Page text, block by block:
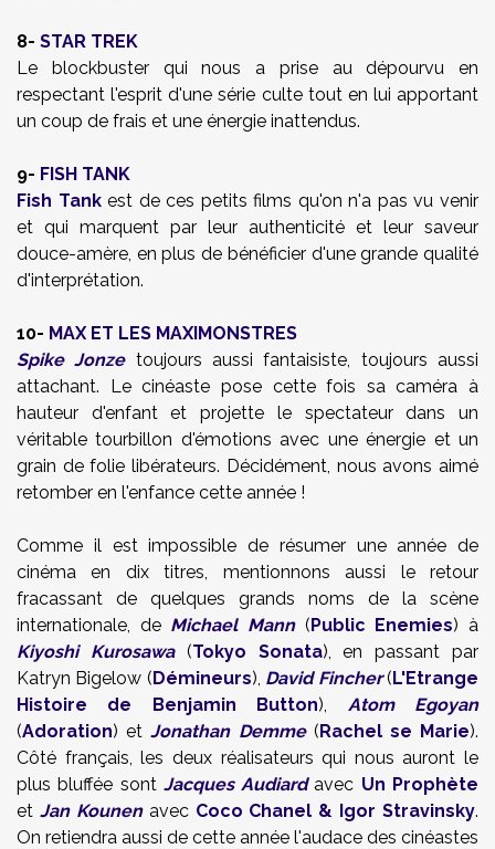
8- STAR TREK
Le blockbuster qui nous a prise au dépourvu en
respectant l'esprit d'une série culte tout en lui apportant
un coup de frais et une énergie inattendus.
9- FISH TANK
Fish Tankest de ces petits films qu'on n'a pas vu venir
et qui marquent par leur authenticité et leur saveur
douce-amère, en plus de bénéficier d'une grande qualité
d'interprétation.
10- MAX ET LES MAXIMONSTRES
Spike Jonzetoujours aussi fantaisiste, toujours aussi
attachant. Le cinéaste pose cette fois sa caméra à
hauteur d'enfant et projette le spectateur dans un
véritable tourbillon d'émotions avec une énergie et un
grain de folie libérateurs. Décidément, nous avons aimé
retomber en l'enfance cette année !
Comme il est impossible de résumer une année de
cinéma en dix titres, mentionnons aussi le retour
fracassant de quelques grands noms de la scène
internationale, de Michael Mann(Public Enemies) à
Kiyoshi Kurosawa (Tokyo Sonata), en passant par
Katryn Bigelow (Démineurs), David Fincher(L'Etrange
Histoire de Benjamin Button), Atom Egoyan
(Adoration) etJonathan Demme (Rachel se Marie).
Côté français, les deux réalisateurs qui nous auront le
plus bluffée sont Jacques Audiardavec Un Prophète
et Jan Kounenavec Coco Chanel & Igor Stravinsky.
On retiendra aussi de cette année l'audace des cinéastes